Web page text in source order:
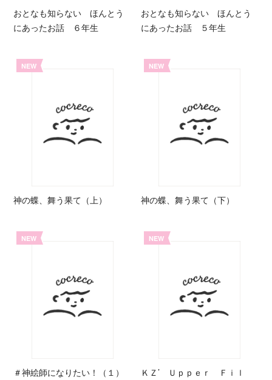
おとなも知らない ほんとう
にあったお話 ６年生
おとなも知らない ほんとう
にあったお話 ５年生
NEW
神の蝶、舞う果て（上）
NEW
神の蝶、舞う果て（下）
NEW
＃神絵師になりたい！（１）
NEW
ＫＺ’ Ｕｐｐｅｒ Ｆｉｌ